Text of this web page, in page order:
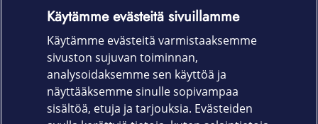
laadukas ekologinen nahkamateriaali. Täydellinen
istuvuus takaa pääsyn laitteen kytkimiin sekä liittimiin.
Koteloa voi käyttää kätevästi myös pöytätelineenä.
Tuotekoodi
61380
Käytämme evästeitä sivuillamme
Käytämme evästeitä varmistaaksemme
sivuston sujuvan toiminnan,
analysoidaksemme sen käyttöä ja
näyttääksemme sinulle sopivampaa
sisältöä, etuja ja tarjouksia. Evästeiden